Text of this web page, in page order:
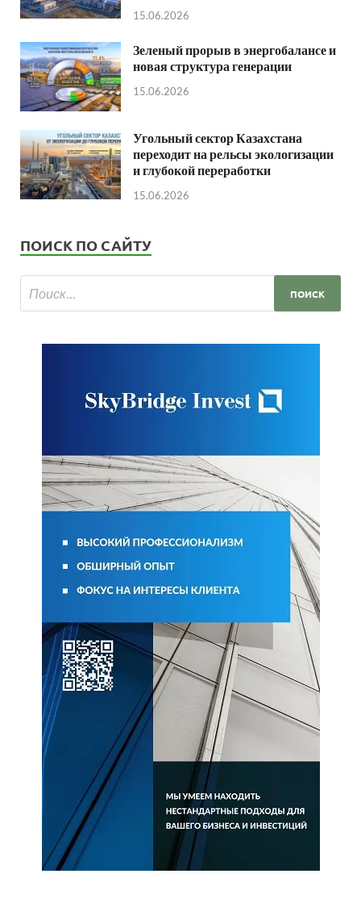
15.06.2026
Зеленый прорыв в энергобалансе и
новая структура генерации
15.06.2026
Угольный сектор Казахстана
переходит на рельсы экологизации
и глубокой переработки
15.06.2026
ПОИСК ПО САЙТУ